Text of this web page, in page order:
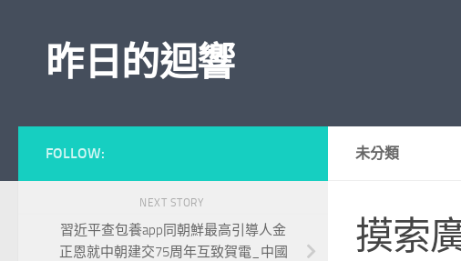
昨日的迴響
未分類
摸索
FOLLOW:
NEXT STORY
習近平查包養app同朝鮮最高引導人金
正恩就中朝建交75周年互致賀電_中國